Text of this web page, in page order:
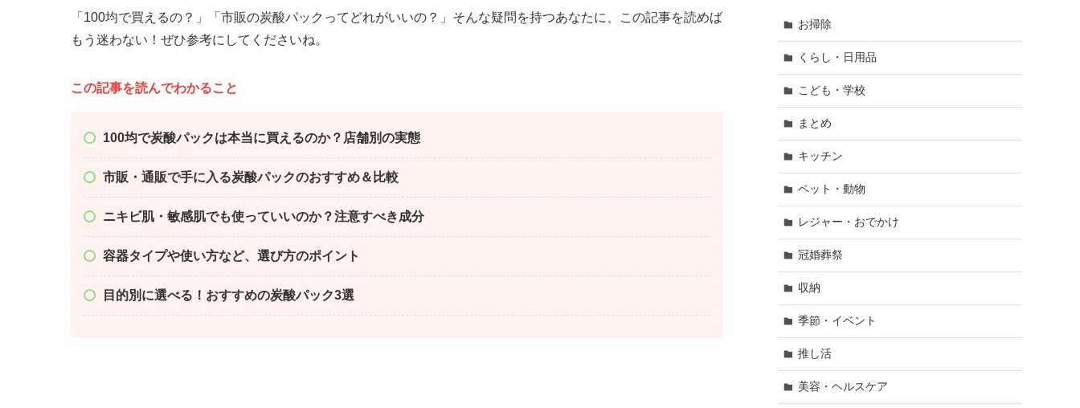
「100均で買えるの？」「市販の炭酸パックってどれがいいの？」そんな疑問を持つあなたに、この記事を読めば
もう迷わない！ぜひ参考にしてくださいね。
この記事を読んでわかること
100均で炭酸パックは本当に買えるのか？店舗別の実態
市販・通販で手に入る炭酸パックのおすすめ＆比較
ニキビ肌・敏感肌でも使っていいのか？注意すべき成分
容器タイプや使い方など、選び方のポイント
目的別に選べる！おすすめの炭酸パック3選
お掃除
くらし・日用品
こども・学校
まとめ
キッチン
ペット・動物
レジャー・おでかけ
冠婚葬祭
収納
季節・イベント
推し活
美容・ヘルスケア